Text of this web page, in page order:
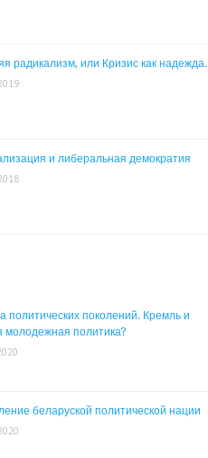
радикализм, или Кризис как надежда.
и либеральная демократия
политических поколений. Кремль и
молодежная политика?
беларуской политической нации